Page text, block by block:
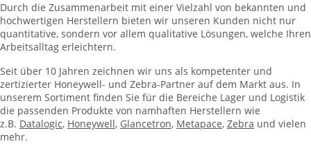
Durch die Zusammenarbeit mit einer Vielzahl von bekannten und
hochwertigen Herstellern bieten wir unseren Kunden nicht nur
quantitative, sondern vor allem qualitative Lösungen, welche Ihren
Arbeitsalltag erleichtern.
Seit über 10 Jahren zeichnen wir uns als kompetenter und
zertizierter Honeywell- und Zebra-Partner auf dem Markt aus. In
unserem Sortiment finden Sie für die Bereiche Lager und Logistik
die passenden Produkte von namhaften Herstellern wie
z.B. Datalogic, Honeywell, Glancetron, Metapace, Zebra und vielen
mehr.